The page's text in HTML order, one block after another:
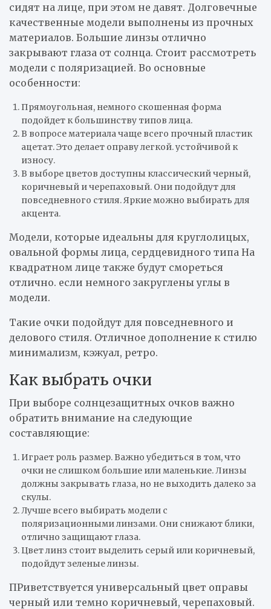
сидят на лице, при этом не давят. Долговечные
качественные модели выполнены из прочных
материалов. Большие линзы отлично
закрывают глаза от солнца. Стоит рассмотреть
модели с поляризацией. Во основные
особенности:
Прямоугольная, немного скошенная форма
подойдет к большинству типов лица.
В вопросе материала чаще всего прочный пластик
ацетат. Это делает оправу легкой. устойчивой к
износу.
В выборе цветов доступны классический черный,
коричневый и черепаховый. Они подойдут для
повседневного стиля. Яркие можно выбирать для
акцента.
Модели, которые идеальны для круглолицых,
овальной формы лица, сердцевидного типа На
квадратном лице также будут смореться
отлично. если немного закруглены углы в
модели.
Такие очки подойдут для повседневного и
делового стиля. Отличное дополнение к стилю
минимализм, кэжуал, ретро.
Как выбрать очки
При выборе солнцезащитных очков важно
обратить внимание на следующие
составляющие:
Играет роль размер. Важно убедиться в том, что
очки не слишком большие или маленькие. Линзы
должны закрывать глаза, но не выходить далеко за
скулы.
Лучше всего выбирать модели с
поляризационными линзами. Они снижают блики,
отлично защищают глаза.
Цвет линз стоит выделить серый или коричневый,
подойдут зеленые линзы.
ПРиветствуется универсальный цвет оправы
черный или темно коричневый, черепаховый.